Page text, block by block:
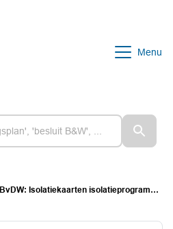
Menu
BvDW: Isolatiekaarten isolatieprogramma gelijkheidsbeginsel